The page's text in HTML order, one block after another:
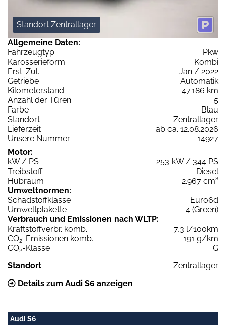
Standort Zentrallager
Allgemeine Daten:
Fahrzeugtyp
Pkw
Karosserieform
Kombi
Erst-Zul.
Jan / 2022
Getriebe
Automatik
Kilometerstand
47.186 km
Anzahl der Türen
5
Farbe
Blau
Standort
Zentrallager
Lieferzeit
ab ca. 12.08.2026
Unsere Nummer
14927
Motor:
kW / PS
253 kW / 344 PS
Treibstoff
Diesel
Hubraum
2.967 cm³
Umweltnormen:
Schadstoffklasse
Euro6d
Umweltplakette
4 (Green)
Verbrauch und Emissionen nach WLTP:
Kraftstoffverbr. komb.
7,3 l/100km
CO2-Emissionen komb.
191 g/km
CO2-Klasse
G
Standort
Zentrallager
Details zum Audi S6 anzeigen
Audi S6